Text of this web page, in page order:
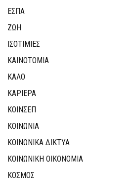
ΕΣΠΑ
ΖΩΗ
ΙΣΟΤΙΜΙΕΣ
ΚΑΙΝΟΤΟΜΊΑ
ΚΑΛΟ
ΚΑΡΙΕΡΑ
ΚΟΙΝΣΕΠ
ΚΟΙΝΩΝΙΑ
ΚΟΙΝΩΝΙΚΆ ΔΊΚΤΥΑ
ΚΟΙΝΩΝΙΚΉ ΟΙΚΟΝΟΜΊΑ
ΚΟΣΜΟΣ